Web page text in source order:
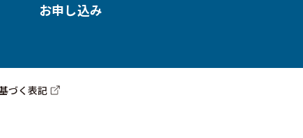
お申し込み
づく表記